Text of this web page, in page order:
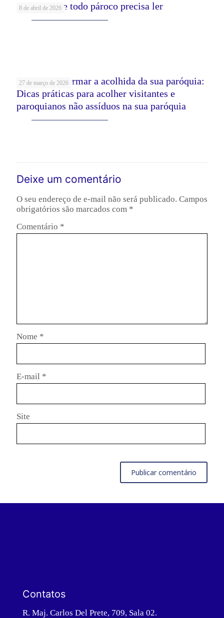
8 de abril de 2026
5 Livros que todo pároco precisa ler
27 de março de 2026
Como transformar a acolhida da sua paróquia:
Dicas práticas para acolher visitantes e
paroquianos não assíduos na sua paróquia
Deixe um comentário
O seu endereço de e-mail não será publicado. Campos
obrigatórios são marcados com *
Comentário *
Nome *
E-mail *
Site
Contatos
R. Maj. Carlos Del Prete, 709, Sala 02.